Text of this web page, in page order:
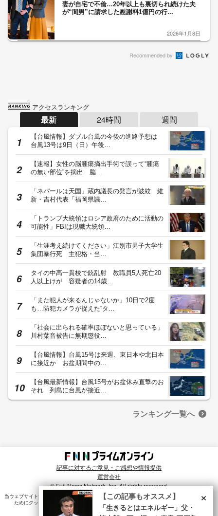
妻が自宅で不倫…20年以上も裏切られ続けた夫
が“間男”に請求した慰謝料1億円の行...
2026年1月8日
Recommended by
アクセスランキング
最新 24時間 週間
【台風情報】ダブル台風の今後の進路予想は
台風13号は9日（日）午後…
【速報】女性の脳腫瘍摘出手術で誤って“腫瘍
の無い部位”を摘出 脳…
「ネパールは天国」蔵内議長の発言が波紋 維
新・吉村代表「福岡県議…
「トランプ大統領はロシア政府のために活動の
可能性」FBIは現職大統領…
「生涯考え続けてください」江別市男子大学生
集団暴行死 主犯格・当…
タイの中高一貫校で銃乱射 教職員5人死亡20
人以上けが 容疑者の14歳…
「また犯人が来るんじゃないか」10日で2度
も…防犯カメラが捉えた“タ…
「社会に出られる確率ほぼないと思っている」
川村葉音被告に無期懲役…
【台風情報】台風15号は来週、東日本や北日本
に接近か お盆期間中の…
【台風最新情報】台風15号がお盆休み直撃のお
それ 列島に台風が接近…
ランキング一覧へ
記事に対するご意見・ご感想や情報提供
運営会社
© Fuji News Network, Inc. All rights reserved.
当ウェブサイトでは、ユーザのニーズ・興味・関⼼に合致したコンテンツや広告配信を提供する
ためにクッキーを使⽤しています。詳細は、
プライバシーポリシー をご確認ください。×
【この記事もオススメ】
「生きるとはエネルギー」父・